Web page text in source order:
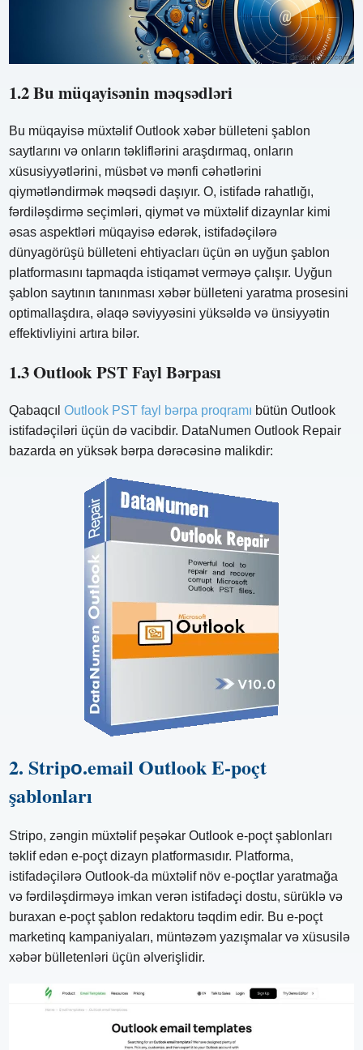
1.2 Bu müqayisənin məqsədləri
Bu müqayisə müxtəlif Outlook xəbər bülleteni şablon
saytlarını və onların təkliflərini araşdırmaq, onların
xüsusiyyətlərini, müsbət və mənfi cəhətlərini
qiymətləndirmək məqsədi daşıyır. O, istifadə rahatlığı,
fərdiləşdirmə seçimləri, qiymət və müxtəlif dizaynlar kimi
əsas aspektləri müqayisə edərək, istifadəçilərə
dünyagörüşü bülleteni ehtiyacları üçün ən uyğun şablon
platformasını tapmaqda istiqamət verməyə çalışır. Uyğun
şablon saytının tanınması xəbər bülleteni yaratma prosesini
optimallaşdıra, əlaqə səviyyəsini yüksəldə və ünsiyyətin
effektivliyini artıra bilər.
1.3 Outlook PST Fayl Bərpası
QabaqcılOutlook PST fayl bərpa proqramı bütün Outlook
istifadəçiləri üçün də vacibdir. DataNumen Outlook Repair
bazarda ən yüksək bərpa dərəcəsinə malikdir:
2. Stripо.email Outlook E-poçt
şablonları
Stripo, zəngin müxtəlif peşəkar Outlook e-poçt şablonları
təklif edən e-poçt dizayn platformasıdır. Platforma,
istifadəçilərə Outlook-da müxtəlif növ e-poçtlar yaratmağa
və fərdiləşdirməyə imkan verən istifadəçi dostu, sürüklə və
buraxan e-poçt şablon redaktoru təqdim edir. Bu e-poçt
marketinq kampaniyaları, müntəzəm yazışmalar və xüsusilə
xəbər bülletenləri üçün əlverişlidir.